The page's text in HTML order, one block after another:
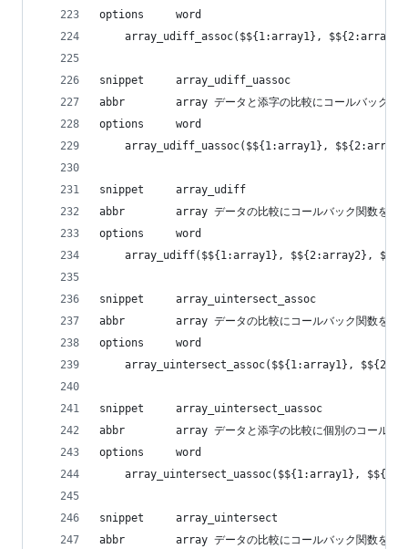
options     word
array_udiff_assoc($${1:array1},
snippet     array_udiff_uassoc
abbr        array データと添字の比較にコールバック関数
options     word
array_udiff_uassoc($${1:array1},
snippet     array_udiff
abbr        array データの比較にコールバック関数を用い
options     word
array_udiff($${1:array1}, $${2:array2},
snippet     array_uintersect_assoc
abbr        array データの比較にコールバック関数を用い
options     word
array_uintersect_assoc($${1:array1},
snippet     array_uintersect_uassoc
abbr        array データと添字の比較に個別のコールバッ
options     word
array_uintersect_uassoc($${1:array1},
snippet     array_uintersect
abbr        array データの比較にコールバック関数を用い